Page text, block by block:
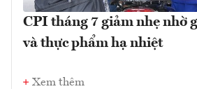
CPI tháng 7 giảm nhẹ nhờ
và thực phẩm hạ nhiệt
Xem thêm